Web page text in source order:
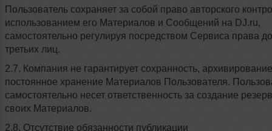
Пользователь сохраняет за собой право авторского
использованием его Материалов и Сообщений на DJ.ru,
самостоятельно регулируя посредством Сервиса права
третьих лиц.
2.7. Компания не гарантирует сохранность,
постоянное хранение Материалов Пользователя.
самостоятельно несет ответственность за создание
своих Материалов.
2.8. Отсутствие обязанности публикации